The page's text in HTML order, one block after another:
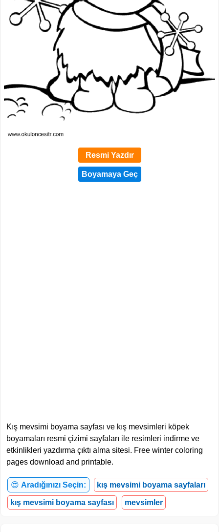
Resmi Yazdır
Kış mevsimi boyama sayfası ve kış mevsimleri köpek
boyamaları resmi çizimi sayfaları ile resimleri indirme ve
etkinlikleri yazdırma çıktı alma sitesi. Free winter coloring
pages download and printable.
😍 Aradığınızı Seçin: kış mevsimi boyama sayfaları
kış mevsimi boyama sayfası mevsimler